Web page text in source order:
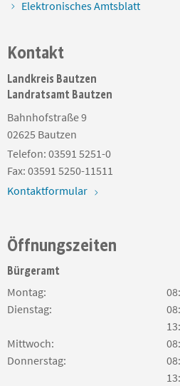
Kontakt
Landkreis Bautzen
Landratsamt Bautzen
Bahnhofstraße 9
02625 Bautzen
Telefon: 03591 5251-0
Fax: 03591 5250-11511
Kontaktformular
Elektronisches Amtsblatt
Öffnungszeiten
Bürgeramt
Montag:
Dienstag:
Mittwoch:
Donnerstag: